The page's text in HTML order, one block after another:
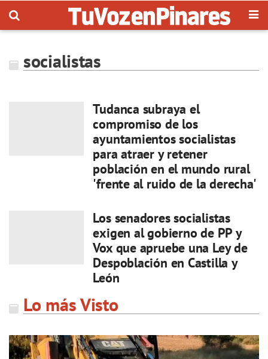
socialistas
Tudanca subraya el
compromiso de los
ayuntamientos socialistas
para atraer y retener
población en el mundo rural
'frente al ruido de la derecha'
Los senadores socialistas
exigen al gobierno de PP y
Vox que apruebe una Ley de
Despoblación en Castilla y
León
Lo más Visto